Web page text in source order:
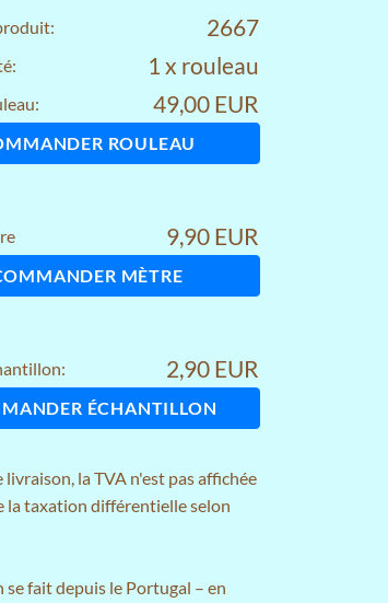
2667
1 x rouleau
49,00 EUR
ROULEAU
9,90 EUR
MÈTRE
2,90 EUR
ÉCHANTILLON
livraison, la TVA n'est pas affichée
la taxation différentielle selon
se fait depuis le Portugal – en